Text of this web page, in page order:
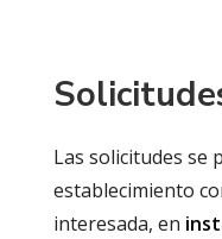
Las solicitudes se
establecimiento
interesada, en